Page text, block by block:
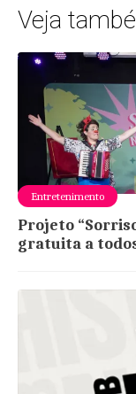
Veja
Entretenimento
Projeto
gratuita a